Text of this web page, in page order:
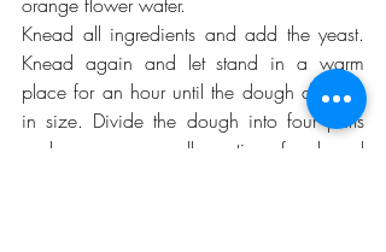
Knead all ingredients and add the yeast.
Knead again and let stand in a warm
place for an hour until the dough doubles
in size. Divide the dough into four parts
and spare a small portion for bread